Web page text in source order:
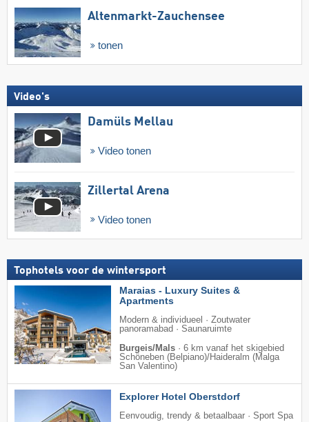
Altenmarkt-Zauchensee
tonen
Video's
Damüls Mellau
Video tonen
Zillertal Arena
Video tonen
Tophotels voor de wintersport
Maraias - Luxury Suites &
Apartments
Modern & individueel · Zoutwater
panoramabad · Saunaruimte
Burgeis/Mals · 6 km vanaf het skigebied
Schöneben (Belpiano)/​Haideralm (Malga
San Valentino)
Explorer Hotel Oberstdorf
Eenvoudig, trendy & betaalbaar · Sport Spa